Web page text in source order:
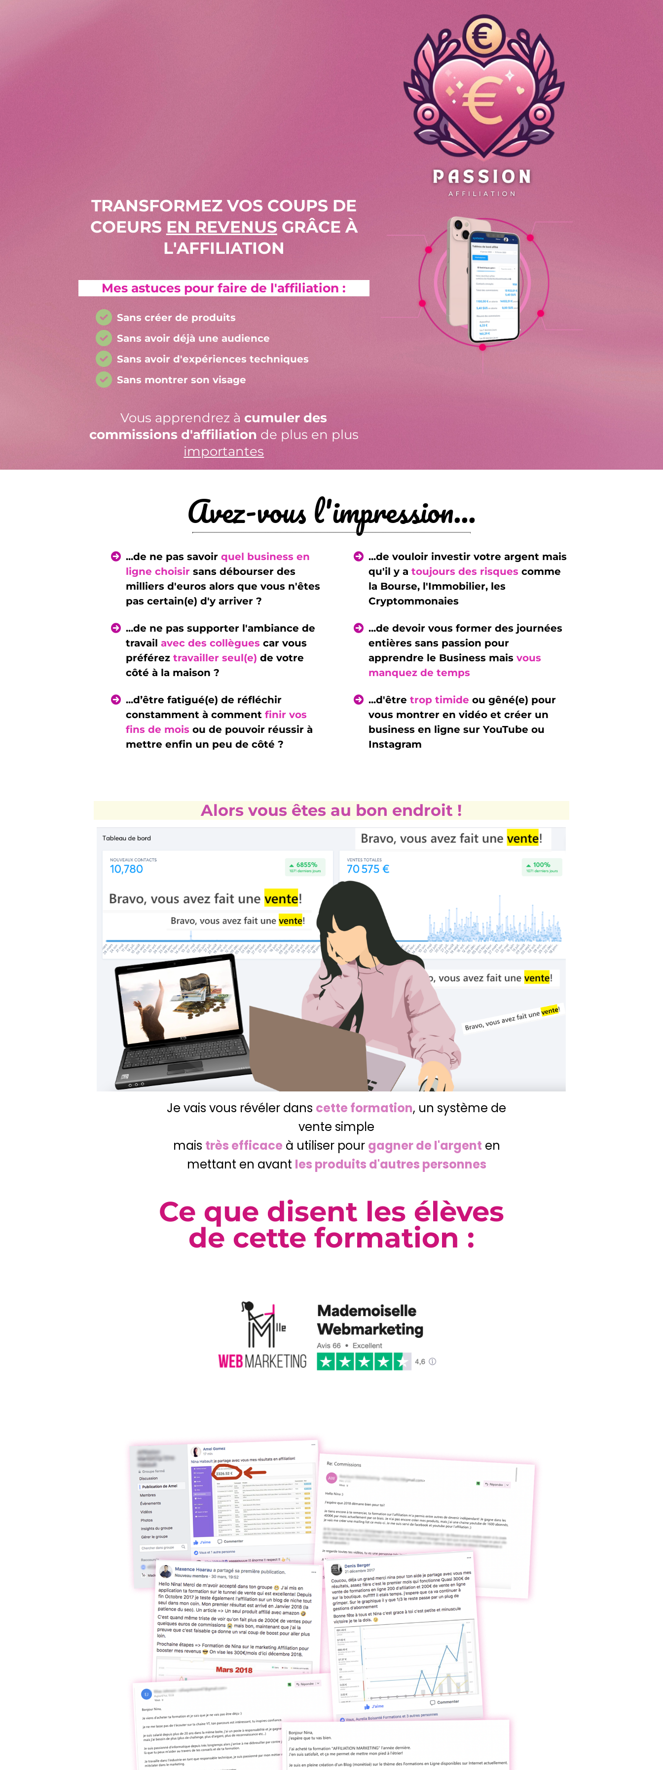
TRANSFORMEZ VOS COUPS DE
COEURS EN REVENUS GRÂCE À
L'AFFILIATION
Mes astuces pour faire de l'affiliation :
Sans créer de produits
Sans avoir déjà une audience
Sans avoir d'expériences techniques
Sans montrer son visage
Vous apprendrez à cumuler des
commissions d'affiliation de plus en plus
importantes
Avez-vous l'impression...
...de ne pas savoir quel business en
ligne choisir sans débourser des
milliers d'euros alors que vous n'êtes
pas certain(e) d'y arriver ?
...de ne pas supporter l'ambiance de
travail avec des collègues car vous
préférez travailler seul(e) de votre
côté à la maison ?
...d’être fatigué(e) de réfléchir
constamment à comment finir vos
fins de mois ou de pouvoir réussir à
mettre enfin un peu de côté ?
...de vouloir investir votre argent mais
qu'il y a toujours des risques comme
la Bourse, l'Immobilier, les
Cryptommonaies
...de devoir vous former des journées
entières sans passion pour
apprendre le Business mais vous
manquez de temps
...d'être trop timide ou gêné(e) pour
vous montrer en vidéo et créer un
business en ligne sur YouTube ou
Instagram
Alors vous êtes au bon endroit !
Je vais vous révéler dans cette formation, un système de
vente simple
mais très efficace à utiliser pour gagner de l'argent en
mettant en avant les produits d'autres personnes
Ce que disent les élèves
de cette formation :